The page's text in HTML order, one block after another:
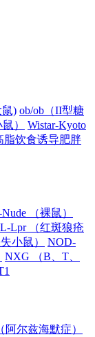
) ob/ob（II型糖
）
Wistar-Kyoto
脂饮食诱导肥胖
（裸鼠）
Lpr （红斑狼疮
小鼠）
NOD-
NXG （B、T、
阿尔兹海默症）